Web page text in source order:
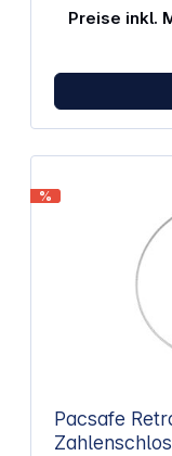
Preise inkl.
%
Pacsafe